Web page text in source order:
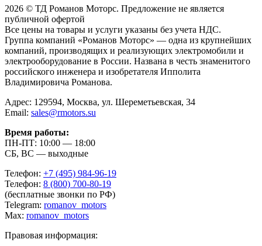
2026 © ТД Романов Моторс. Предложение не является
публичной офертой
Все цены на товары и услуги указаны без учета НДС.
Группа компаний «Романов Моторс» — одна из крупнейших
компаний, производящих и реализующих электромобили и
электрооборудование в России. Названа в честь знаменитого
российского инженера и изобретателя Ипполита
Владимировича Романова.
Адрес: 129594, Москва, ул. Шереметьевская, 34
Email: sales@rmotors.su
Время работы:
ПН-ПТ: 10:00 — 18:00
СБ, ВС — выходные
Телефон: +7 (495) 984-96-19
Телефон: 8 (800) 700-80-19
(бесплатные звонки по РФ)
Telegram: romanov_motors
Max: romanov_motors
Правовая информация: